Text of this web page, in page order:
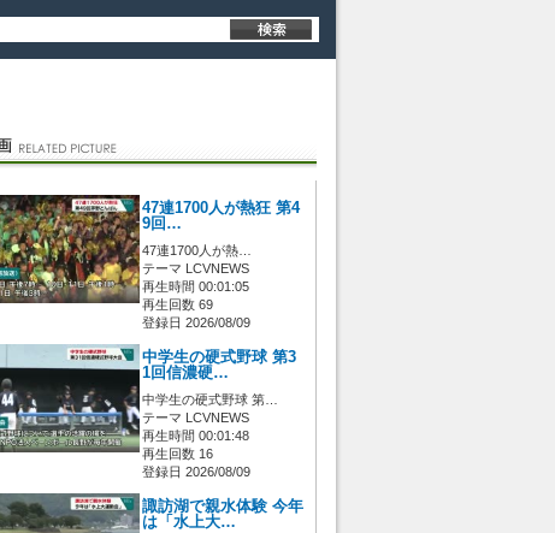
47連1700人が熱狂 第4
9回…
47連1700人が熱…
テーマ LCVNEWS
再生時間 00:01:05
再生回数 69
登録日 2026/08/09
中学生の硬式野球 第3
1回信濃硬…
中学生の硬式野球 第…
テーマ LCVNEWS
再生時間 00:01:48
再生回数 16
登録日 2026/08/09
諏訪湖で親水体験 今年
は「水上大…